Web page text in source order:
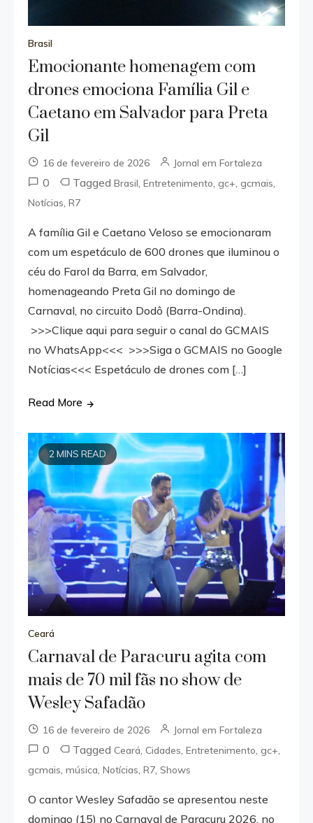
Brasil
Emocionante homenagem com
drones emociona Família Gil e
Caetano em Salvador para Preta
Gil
16 de fevereiro de 2026 Jornal em Fortaleza
0 TaggedBrasil,Entretenimento,gc+,gcmais,
Notícias,R7
A família Gil e Caetano Veloso se emocionaram
com um espetáculo de 600 drones que iluminou o
céu do Farol da Barra, em Salvador,
homenageando Preta Gil no domingo de
Carnaval, no circuito Dodô (Barra-Ondina).
>>>Clique aqui para seguir o canal do GCMAIS
no WhatsApp<<< >>>Siga o GCMAIS no Google
Notícias<<< Espetáculo de drones com […]
Read More
2 MINS READ
Ceará
Carnaval de Paracuru agita com
mais de 70 mil fãs no show de
Wesley Safadão
16 de fevereiro de 2026 Jornal em Fortaleza
0 TaggedCeará,Cidades,Entretenimento,gc+,
gcmais,música,Notícias,R7,Shows
O cantor Wesley Safadão se apresentou neste
domingo (15) no Carnaval de Paracuru 2026, no